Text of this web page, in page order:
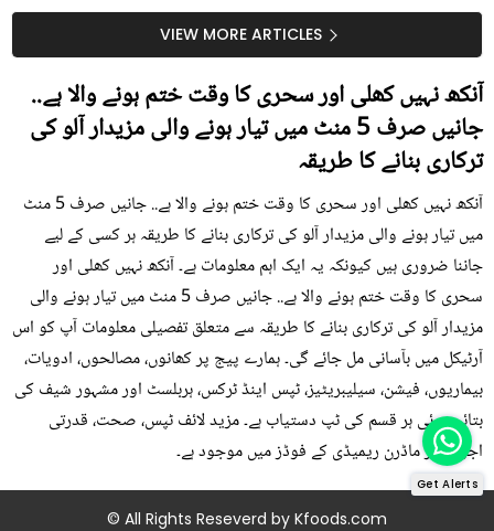
کیوں کھانا چاہیے؟
سستا اور قدرتی حلVIEW MORE ARTICLES
آنکھ نہیں کھلی اور سحری کا وقت ختم ہونے والا ہے..
جانیں صرف 5 منٹ میں تیار ہونے والی مزیدار آلو کی
ترکاری بنانے کا طریقہ
آنکھ نہیں کھلی اور سحری کا وقت ختم ہونے والا ہے.. جانیں صرف 5 منٹ
میں تیار ہونے والی مزیدار آلو کی ترکاری بنانے کا طریقہ ہر کسی کے لیے
جاننا ضروری ہیں کیونکہ یہ ایک اہم معلومات ہے۔ آنکھ نہیں کھلی اور
سحری کا وقت ختم ہونے والا ہے.. جانیں صرف 5 منٹ میں تیار ہونے والی
مزیدار آلو کی ترکاری بنانے کا طریقہ سے متعلق تفصیلی معلومات آپ کو اس
آرٹیکل میں بآسانی مل جائے گی۔ ہمارے پیج پر کھانوں، مصالحوں، ادویات،
بیماریوں، فیشن، سیلیبریٹیز، ٹپس اینڈ ٹرکس، ہربلسٹ اور مشہور شیف کی
بتائی ہوئی ہر قسم کی ٹپ دستیاب ہے۔ مزید لائف ٹپس، صحت، قدرتی
اجزاء اور ماڈرن ریمیڈی کے فوڈز میں موجود ہے۔
© All Rights Reseverd by Kfoods.com
Get Alerts